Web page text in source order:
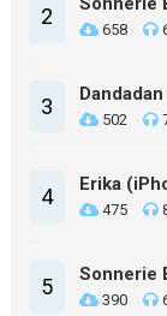
2
658
3
502
4 Erika
475
5 Sonnerie
390